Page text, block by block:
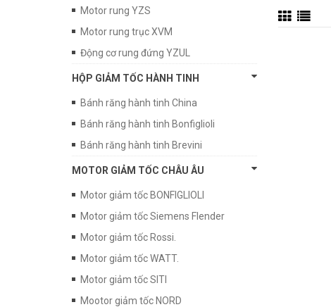
Motor rung YZS
Motor rung trục XVM
Động cơ rung đứng YZUL
HỘP GIẢM TỐC HÀNH TINH
Bánh răng hành tinh China
Bánh răng hành tinh Bonfiglioli
Bánh răng hành tinh Brevini
MOTOR GIẢM TỐC CHÂU ÂU
Motor giảm tốc BONFIGLIOLI
Motor giảm tốc Siemens Flender
Motor giảm tốc Rossi.
Motor giảm tốc WATT.
Motor giảm tốc SITI
Mootor giảm tốc NORD